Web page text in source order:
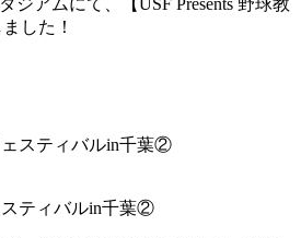
ジアムにて、【USF Presents 野球教
した！
ティバルin千葉②